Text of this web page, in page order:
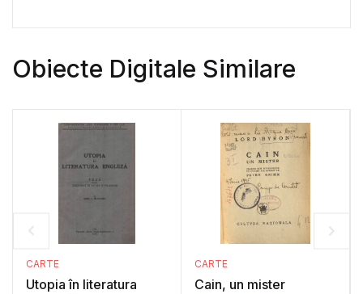
Obiecte Digitale Similare
CARTE
Utopia în literatura
CARTE
Cain, un mister